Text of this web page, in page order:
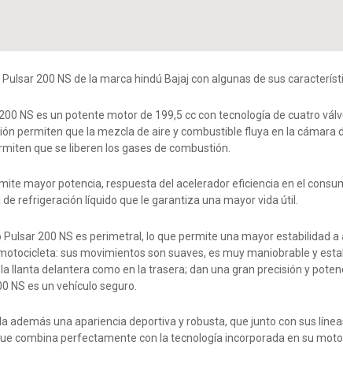
200 NS de la marca hindú Bajaj con algunas de sus
NS es un potente motor de 199,5 cc con tecnología de cuatro
permiten que la mezcla de aire y combustible fluya en la cámara
que se liberen los gases de combustión.
mayor potencia, respuesta del acelerador eficiencia en el
refrigeración líquido que le garantiza una mayor vida útil.
Pulsar 200 NS es perimetral, lo que permite una mayor estabilidad
sus movimientos son suaves, es muy maniobrable y
llanta delantera como en la trasera; dan una gran precisión y
NS es un vehículo seguro.
además una apariencia deportiva y robusta, que junto con sus
combina perfectamente con la tecnología incorporada en su